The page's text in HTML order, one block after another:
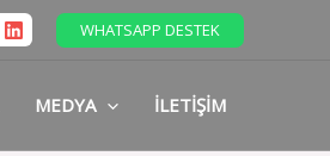
WHATSAPP DESTEK
MEDYA İLETIŞIM